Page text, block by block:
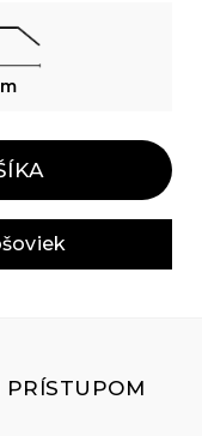
PRÍSTUPOM